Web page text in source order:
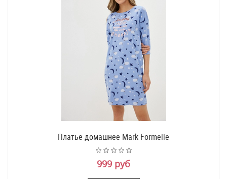
Платье домашнее Mark Formelle
999 руб